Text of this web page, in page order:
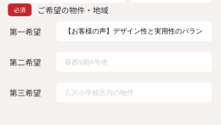
ご希望の物件・地域
第一希望
第二希望
第三希望